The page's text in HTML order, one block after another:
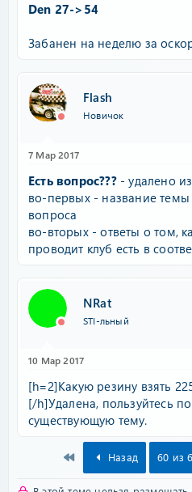
Den 27->54
​Забанен на неделю за
Flash
Новичок
7 Мар 2017
Есть вопрос??? - удалено
во-первых - название темы
вопроса
во-вторых - ответы о том,
проводит клуб есть в
NRat
STI-льный
10 Мар 2017
[h=2]Какую резину взять
[/h]Удалена, пользуйтесь
существующую тему.
Назад 60 из